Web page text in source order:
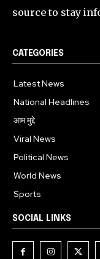
source to stay
CATEGORIES
Latest News
National Headlines
आम मुद्दे
Viral News
Political News
World News
Sports
SOCIAL LINKS